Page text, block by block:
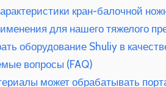
кран-балочной
для нашего тяжелого
оборудование Shuliy в
вопросы (FAQ)
может обрабатывать